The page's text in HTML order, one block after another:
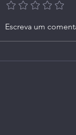
Live 165
Escreva um